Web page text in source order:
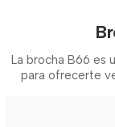
La brocha B66 es
para ofrecerte